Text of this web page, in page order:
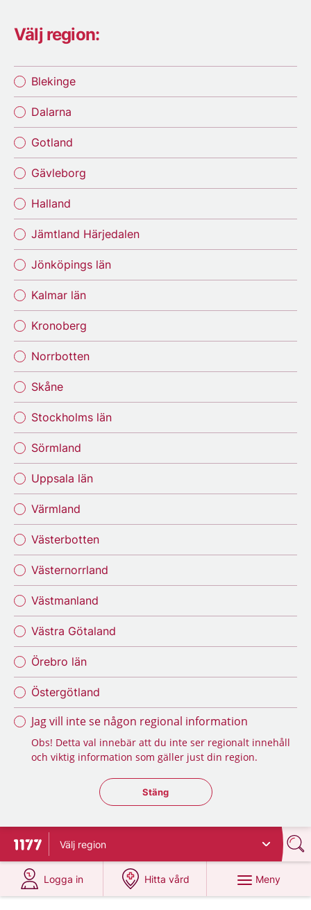
Välj region:
Blekinge
Dalarna
Gotland
Gävleborg
Halland
Jämtland Härjedalen
Jönköpings län
Kalmar län
Kronoberg
Norrbotten
Skåne
Stockholms län
Sörmland
Uppsala län
Värmland
Västerbotten
Västernorrland
Västmanland
Västra Götaland
Örebro län
Östergötland
Jag vill inte se någon regional information
Obs! Detta val innebär att du inte ser regionalt innehåll
och viktig information som gäller just din region.
Stäng regionsväljaren
Stäng
Till startsidan för 1177
Välj region
Logga in
på 1177.se
Hitta vård
på 1177.se
Meny